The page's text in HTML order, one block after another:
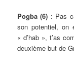
Pogba (6) : Pas
son potentiel, on
« d’hab », t’as
deuxième but de